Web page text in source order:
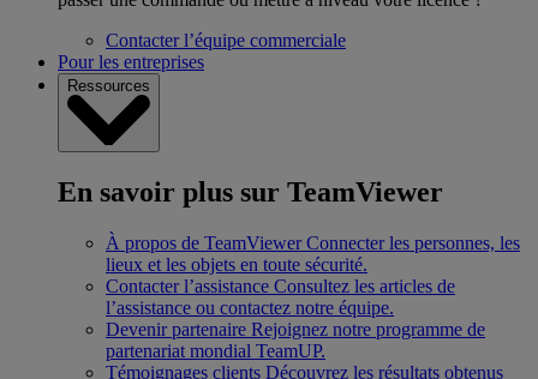
Contacter l’équipe commerciale
Pour les entreprises
Ressources
En savoir plus sur TeamViewer
À propos de TeamViewer Connecter les personnes, les
lieux et les objets en toute sécurité.
Contacter l’assistance Consultez les articles de
l’assistance ou contactez notre équipe.
Devenir partenaire Rejoignez notre programme de
partenariat mondial TeamUP.
Témoignages clients Découvrez les résultats obtenus